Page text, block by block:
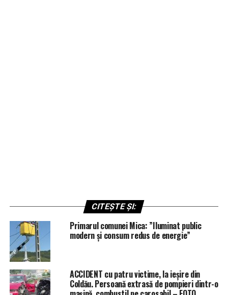
CITEȘTE ȘI:
Primarul comunei Mica: ”Iluminat public
modern și consum redus de energie”
ACCIDENT cu patru victime, la ieșire din
Coldău. Persoană extrasă de pompieri dintr-o